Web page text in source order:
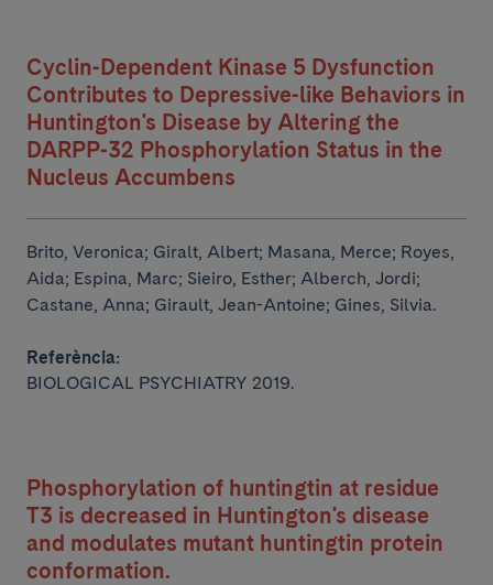
Cyclin-Dependent Kinase 5 Dysfunction
Contributes to Depressive-like Behaviors in
Huntington's Disease by Altering the
DARPP-32 Phosphorylation Status in the
Nucleus Accumbens
Brito, Veronica; Giralt, Albert; Masana, Merce; Royes,
Aida; Espina, Marc; Sieiro, Esther; Alberch, Jordi;
Castane, Anna; Girault, Jean-Antoine; Gines, Silvia.
Referència:
BIOLOGICAL PSYCHIATRY 2019.
Phosphorylation of huntingtin at residue
T3 is decreased in Huntington's disease
and modulates mutant huntingtin protein
conformation.